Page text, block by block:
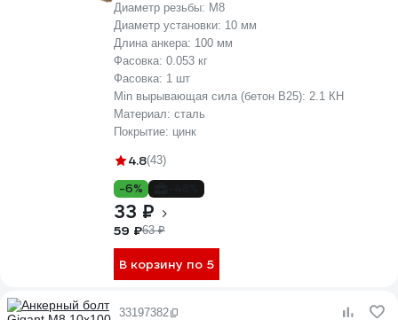
Диаметр резьбы: М8
Диаметр установки: 10 мм
Длина анкера: 100 мм
Фасовка: 0.053 кг
Фасовка: 1 шт
Min вырывающая сила (бетон B25): 2.1 КН
Материал: сталь
Покрытие: цинк
4.8(43)
-6%
33 ₽
59 ₽63 ₽
В корзину по 5
33197382